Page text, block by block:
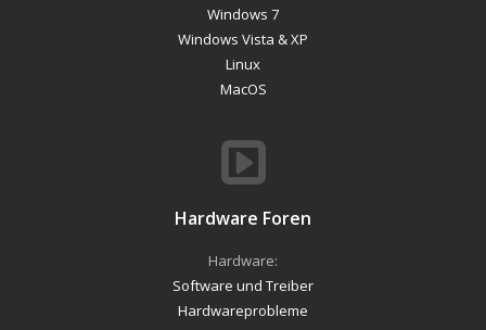
Windows 7
Windows Vista & XP
Linux
MacOS
Hardware Foren
Hardware:
Software und Treiber
Hardwareprobleme